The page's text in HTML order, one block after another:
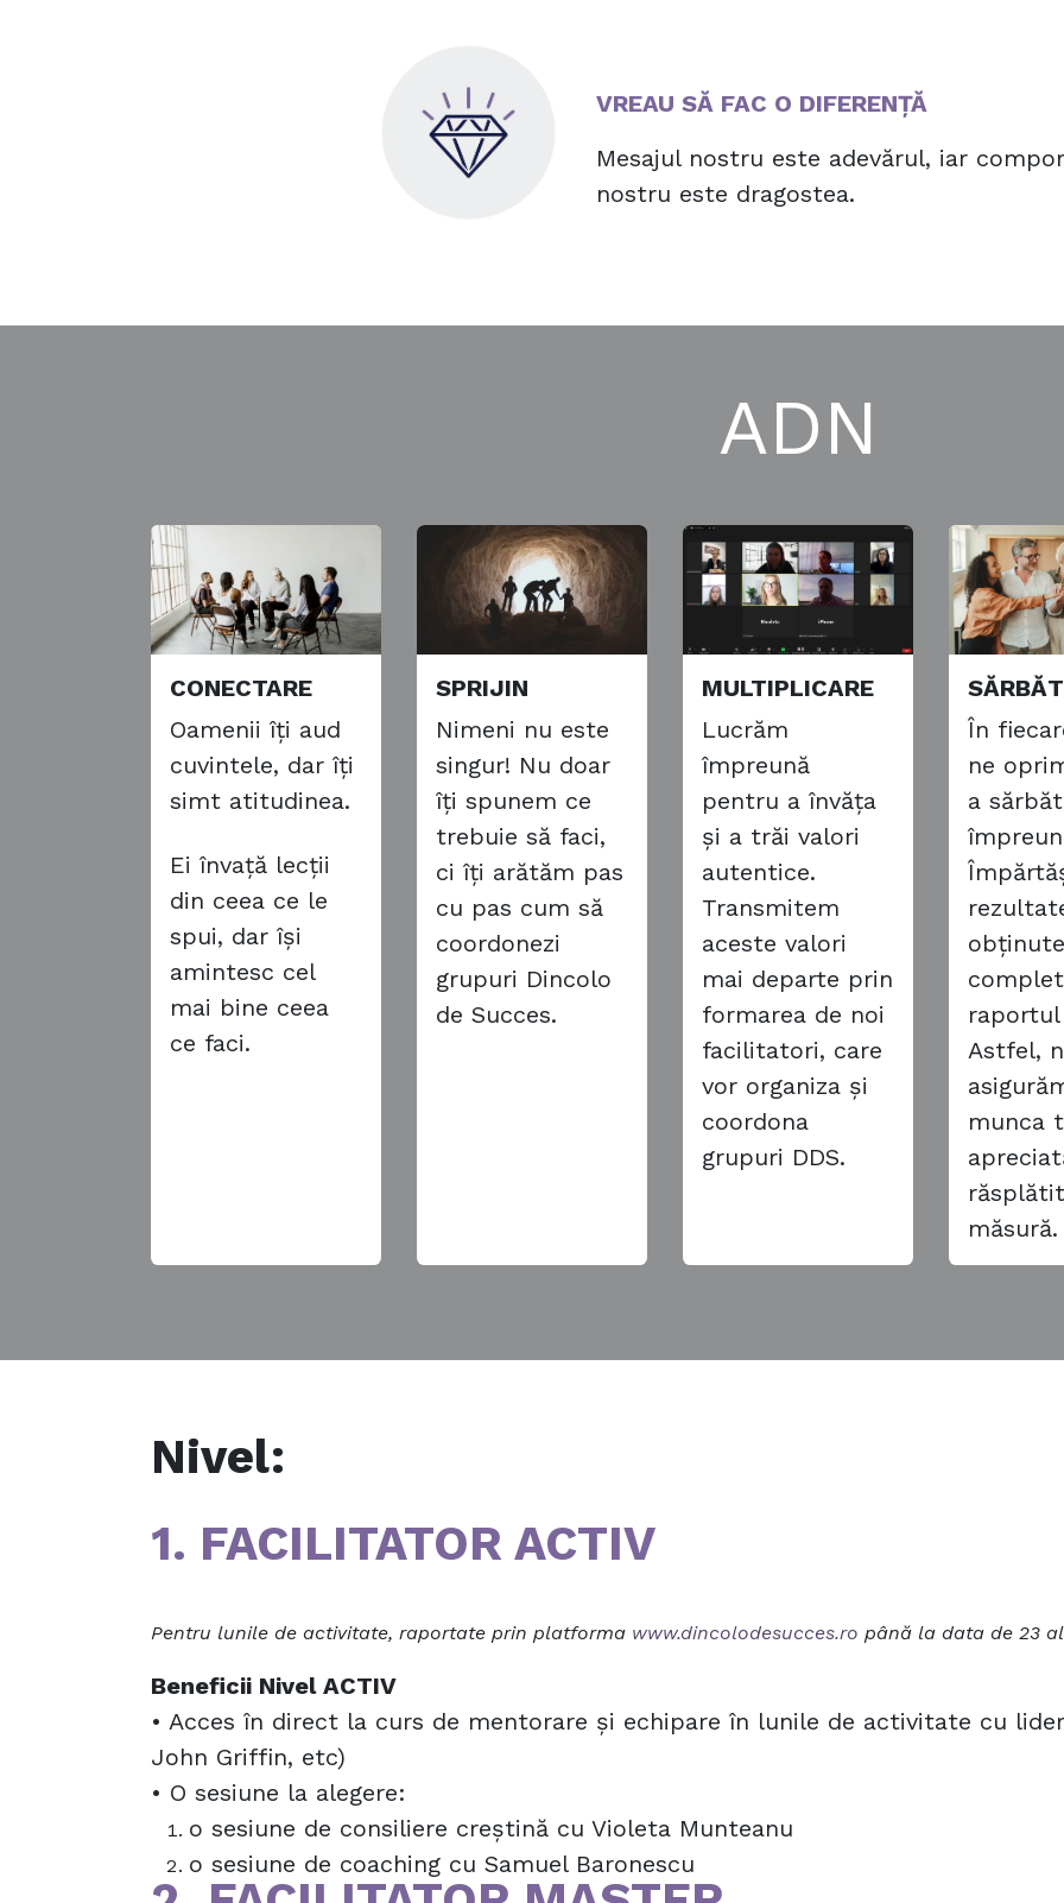
VREAU SĂ FAC O DIFERENȚĂ
Mesajul nostru este adevărul, iar
nostru este dragostea.
ADN
CONECTARE
Oamenii îți aud
cuvintele, dar îți
simt atitudinea.
Ei învață lecții
din ceea ce le
spui, dar își
amintesc cel
mai bine ceea
ce faci.
SPRIJIN
Nimeni nu este
singur! Nu doar
îți spunem ce
trebuie să faci,
ci îți arătăm pas
cu pas cum să
coordonezi
grupuri Dincolo
de Succes.
MULTIPLICARE
Lucrăm
împreună
pentru a învăța
și a trăi valori
autentice.
Transmitem
aceste valori
mai departe prin
formarea de noi
facilitatori, care
vor organiza și
coordona
grupuri DDS.
În
ne
a
obținute
raportul
Astfel,
munca
măsură.
Nivel:
1. FACILITATOR ACTIV
Pentru lunile de activitate, raportate prin platforma www.dincolodesucces.ro până la data de 23
Beneficii Nivel ACTIV
• Acces în direct la curs de mentorare și echipare în lunile de activitate cu
John Griffin, etc)
• O sesiune la alegere:
o sesiune de consiliere creștină cu Violeta Munteanu
o sesiune de coaching cu Samuel Baronescu